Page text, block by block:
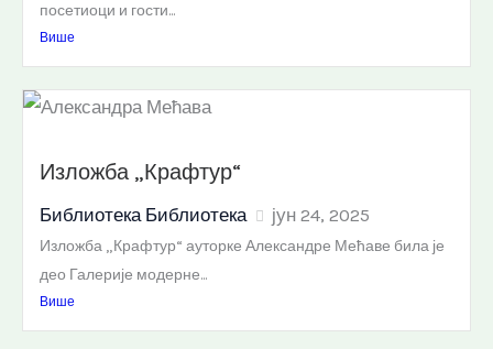
посетиоци и гости...
Више
Изложба „Крафтур“
Библиотека Библиотека јун 24, 2025
Изложба „Крафтур“ ауторке Александре Мећаве била је
део Галерије модерне...
Више